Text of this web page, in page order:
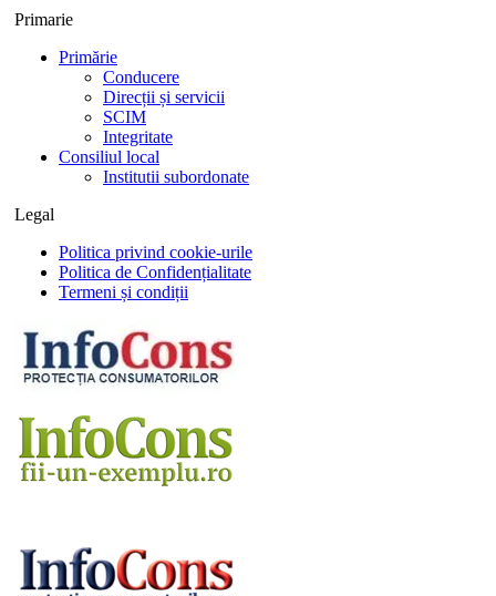
Primarie
Primărie
Conducere
Direcții și servicii
SCIM
Integritate
Consiliul local
Institutii subordonate
Legal
Politica privind cookie-urile
Politica de Confidențialitate
Termeni și condiții